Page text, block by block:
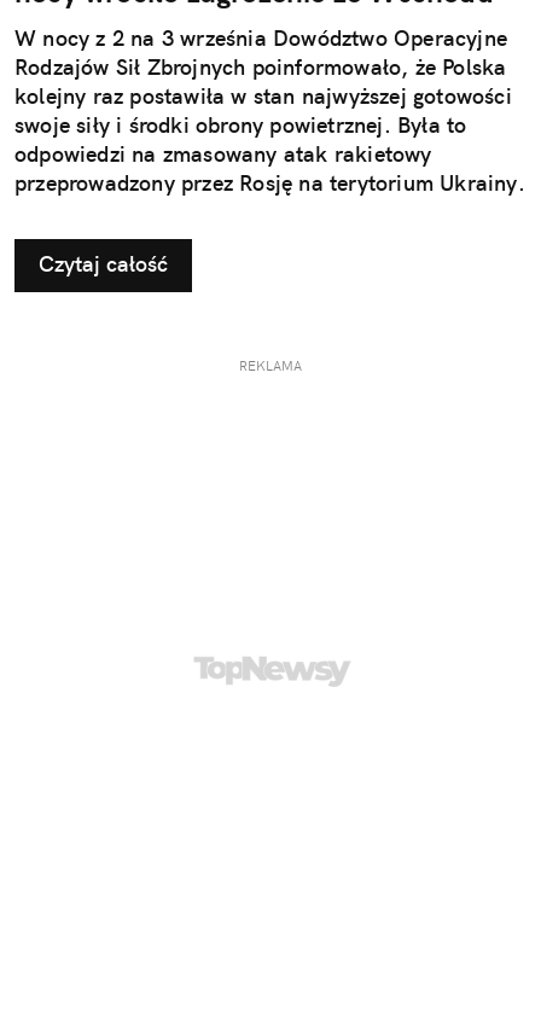
W nocy z 2 na 3 września Dowództwo Operacyjne
Rodzajów Sił Zbrojnych poinformowało, że Polska
kolejny raz postawiła w stan najwyższej gotowości
swoje siły i środki obrony powietrznej. Była to
odpowiedzi na zmasowany atak rakietowy
przeprowadzony przez Rosję na terytorium Ukrainy.
Czytaj całość
REKLAMA